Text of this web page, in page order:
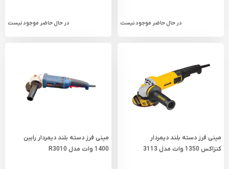
در حال حاضر موجود نیست در حال حاضر موجود نیست
مینی فرز دسته بلند دیمردار
کنزاکس 1350 وات مدل 3113
مینی فرز دسته بلند دیمردار رابین
1400 وات مدل R3010